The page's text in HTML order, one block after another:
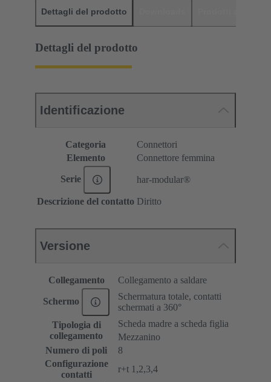
Dettagli del prodotto
Dettagli del prodotto
Identificazione
Categoria
Connettori
Elemento
Connettore femmina
Serie har-modular®
Descrizione del contatto Diritto
Versione
Collegamento Collegamento a saldare
Schermo
Schermatura totale, contatti
schermati a 360°
Tipologia di
collegamento
Scheda madre a scheda figlia
Mezzanino
Numero di poli
8
Configurazione
contatti
r+t 1,2,3,4